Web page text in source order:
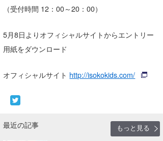
（受付時間 12：00～20：00）
5月8日よりオフィシャルサイトからエントリー
用紙をダウンロード
オフィシャルサイト http://isokokids.com/
最近の記事
もっと見る
waka☆=
YUKI☆
たっちー
ハンマー